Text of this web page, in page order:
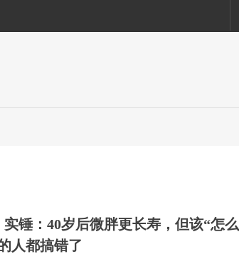
实锤：40岁后微胖更长寿，但该“怎么
人都搞错了